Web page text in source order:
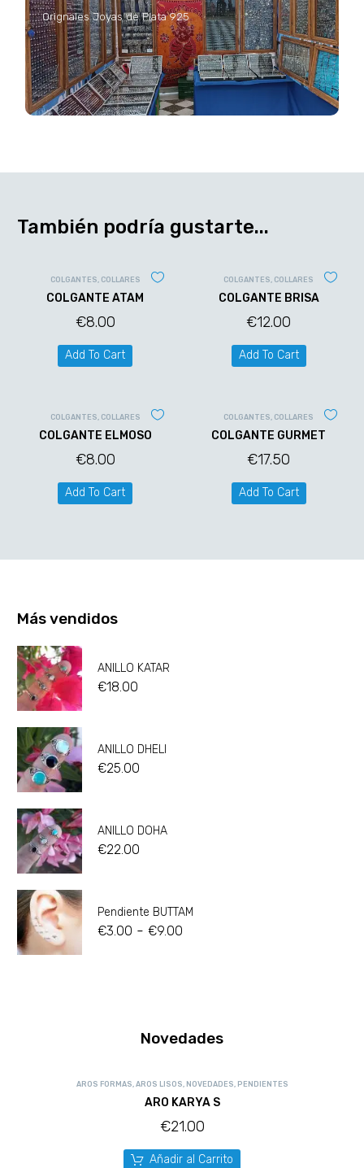
Orignales Joyas de Plata 925
También podría gustarte...
COLGANTES, COLLARES
COLGANTE ATAM
€8.00
Add To Cart
COLGANTES, COLLARES
COLGANTE BRISA
€12.00
Add To Cart
COLGANTES, COLLARES
COLGANTE ELMOSO
€8.00
Add To Cart
COLGANTES, COLLARES
COLGANTE GURMET
€17.50
Add To Cart
Más vendidos
ANILLO KATAR
€18.00
ANILLO DHELI
€25.00
ANILLO DOHA
€22.00
Pendiente BUTTAM
€3.00 - €9.00
Novedades
AROS FORMAS, AROS LISOS, NOVEDADES, PENDIENTES
ARO KARYA S
€21.00
Añadir al Carrito